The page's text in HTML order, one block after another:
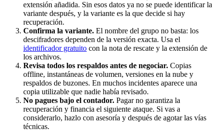
extensión añadida. Sin esos datos ya no se puede identificar la
variante después, y la variante es la que decide si hay
recuperación.
Confirma la variante. El nombre del grupo no basta: los
descifradores dependen de la versión exacta. Usa el
identificador gratuito con la nota de rescate y la extensión de
los archivos.
Revisa todos los respaldos antes de negociar. Copias
offline, instantáneas de volumen, versiones en la nube y
respaldos de buzones. En muchos incidentes aparece una
copia utilizable que nadie había revisado.
No pagues bajo el contador. Pagar no garantiza la
recuperación y financia el siguiente ataque. Si vas a
considerarlo, hazlo con asesoría y después de agotar las vías
técnicas.